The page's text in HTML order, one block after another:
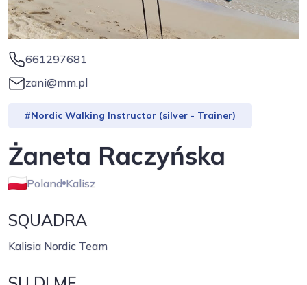
661297681
zani@mm.pl
#Nordic Walking Instructor (silver - Trainer)
Żaneta Raczyńska
Poland Kalisz
SQUADRA
Kalisia Nordic Team